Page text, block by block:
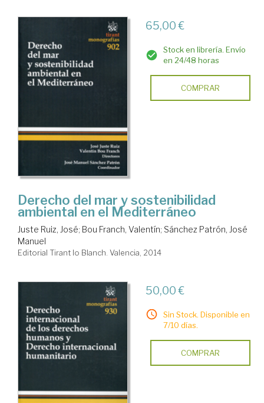
65,00 €
Stock en librería. Envío
en 24/48 horas
COMPRAR
Derecho del mar y sostenibilidad
ambiental en el Mediterráneo
Juste Ruiz, José; Bou Franch, Valentín; Sánchez Patrón, José
Manuel
Editorial Tirant lo Blanch. Valencia, 2014
50,00 €
Sin Stock. Disponible en
7/10 días.
COMPRAR